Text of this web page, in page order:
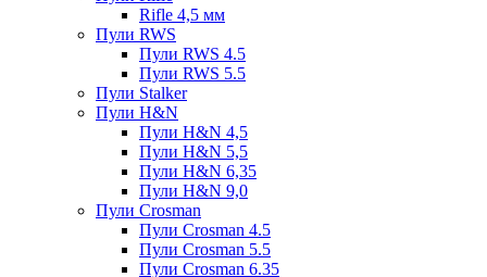
Rifle 4,5 мм
Пули RWS
Пули RWS 4.5
Пули RWS 5.5
Пули Stalker
Пули H&N
Пули H&N 4,5
Пули H&N 5,5
Пули H&N 6,35
Пули H&N 9,0
Пули Crosman
Пули Crosman 4.5
Пули Crosman 5.5
Пули Crosman 6.35